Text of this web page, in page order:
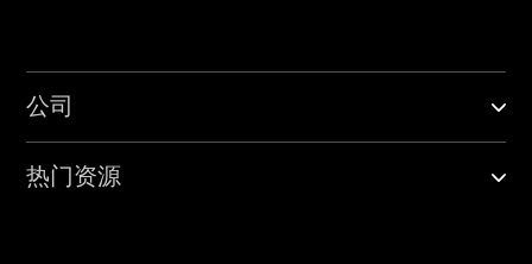
公司
热门资源